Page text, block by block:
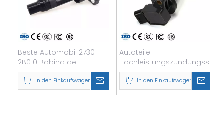
Beste Automobil 27301-
2B010 Bobina de
Encendido Auto Car
Ignition Spule
In den Einkaufswagen
Autoteile
90919-02239
Motorzündungsspulen
In den Einkaufswagen